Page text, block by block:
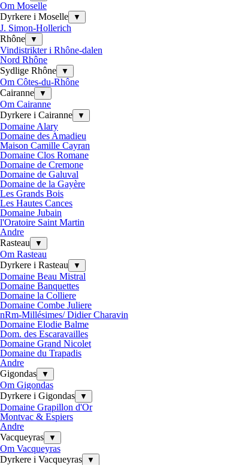
Om Moselle
Dyrkere i Moselle
▼
J. Simon-Hollerich
Rhône
▼
Vindistrikter i Rhône-dalen
Nord Rhône
Sydlige Rhône
▼
Om Côtes-du-Rhône
Cairanne
▼
Om Cairanne
Dyrkere i Cairanne
▼
Domaine Alary
Domaine des Amadieu
Maison Camille Cayran
Domaine Clos Romane
Domaine de Cremone
Domaine de Galuval
Domaine de la Gayère
Les Grands Bois
Les Hautes Cances
Domaine Jubain
l'Oratoire Saint Martin
Andre
Rasteau
▼
Om Rasteau
Dyrkere i Rasteau
▼
Domaine Beau Mistral
Domaine Banquettes
Domaine la Colliere
Domaine Combe Juliere
nRm-Millésimes/ Didier Charavin
Domaine Elodie Balme
Dom. des Escaravailles
Domaine Grand Nicolet
Domaine du Trapadis
Andre
Gigondas
▼
Om Gigondas
Dyrkere i Gigondas
▼
Domaine Grapillon d'Or
Montvac & Espiers
Andre
Vacqueyras
▼
Om Vacqueyras
Dyrkere i Vacqueyras
▼